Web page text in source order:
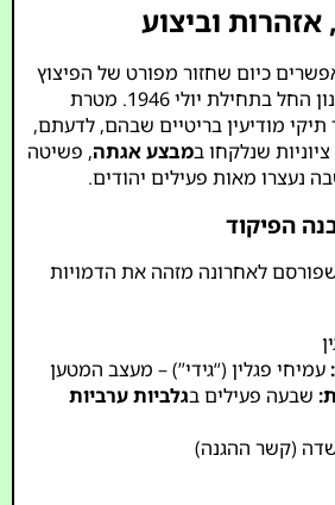
אזהרות וביצוע
כיום שחזור מפורט של הפיצוץ
במלון המלך דוד. התכנון החל בתחילת יולי 1946. מטרת
מודיעין בריטיים שבהם, לדעתם,
שנלקחו במבצע אגתה, פשיטה
נעצרו מאות פעילים יהודים.
הפיקוד
שפורסם לאחרונה מזהה את הדמויות
עמיחי פגלין (“גידי”) – מעצב המטען
שבעה פעילים בגלביות ערביות
(קשר ההגנה)